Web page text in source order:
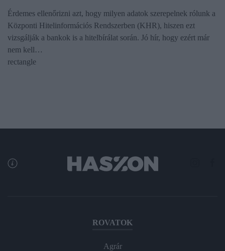
Érdemes ellenőrizni azt, hogy milyen adatok szerepelnek rólunk a
Központi Hitelinformációs Rendszerben (KHR), hiszen ezt
vizsgálják a bankok is a hitelbírálat során. Jó hír, hogy ezért már
nem kell…
rectangle
ROVATOK
Agrár